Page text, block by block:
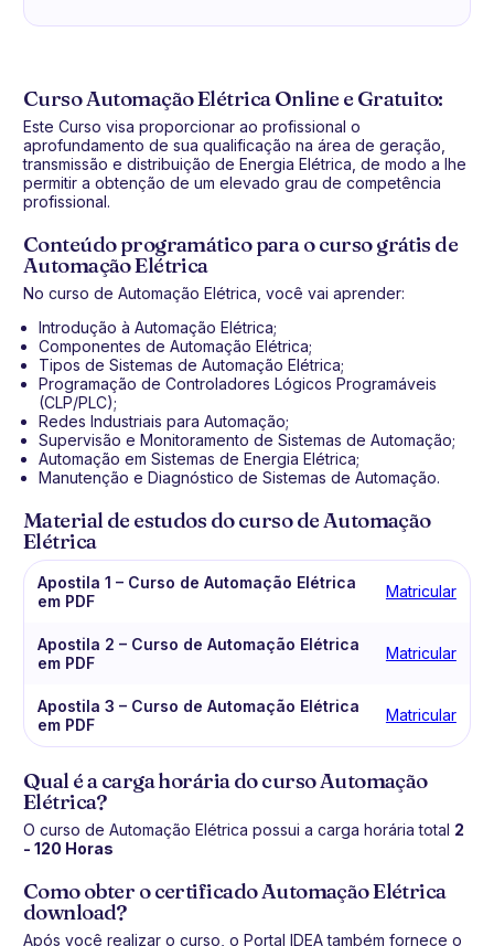
Curso Automação Elétrica Online e Gratuito:
Este Curso visa proporcionar ao profissional o
aprofundamento de sua qualificação na área de geração,
transmissão e distribuição de Energia Elétrica, de modo a lhe
permitir a obtenção de um elevado grau de competência
profissional.
Conteúdo programático para o curso grátis de
Automação Elétrica
No curso de Automação Elétrica, você vai aprender:
Introdução à Automação Elétrica;
Componentes de Automação Elétrica;
Tipos de Sistemas de Automação Elétrica;
Programação de Controladores Lógicos Programáveis
(CLP/PLC);
Redes Industriais para Automação;
Supervisão e Monitoramento de Sistemas de Automação;
Automação em Sistemas de Energia Elétrica;
Manutenção e Diagnóstico de Sistemas de Automação.
Material de estudos do curso de Automação
Elétrica
Apostila 1 – Curso de Automação Elétrica
em PDF
Matricular
Apostila 2 – Curso de Automação Elétrica
em PDF
Matricular
Apostila 3 – Curso de Automação Elétrica
em PDF
Matricular
Qual é a carga horária do curso Automação
Elétrica?
O curso de Automação Elétrica possui a carga horária total 2
- 120 Horas
Como obter o certificado Automação Elétrica
download?
Após você realizar o curso, o Portal IDEA também fornece o